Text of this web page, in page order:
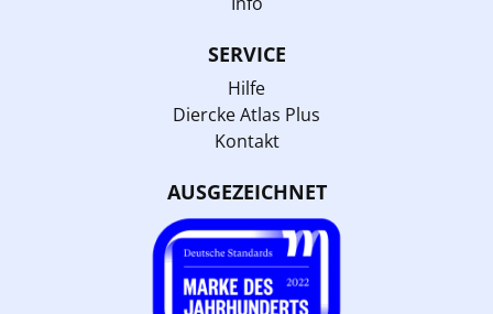
SERVICE
Hilfe
Diercke Atlas Plus
Kontakt
AUSGEZEICHNET